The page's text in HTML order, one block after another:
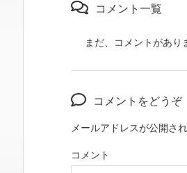
コメント一覧
まだ、コメントがあり
コメントをどうぞ
メールアドレスが公開さ
コメント